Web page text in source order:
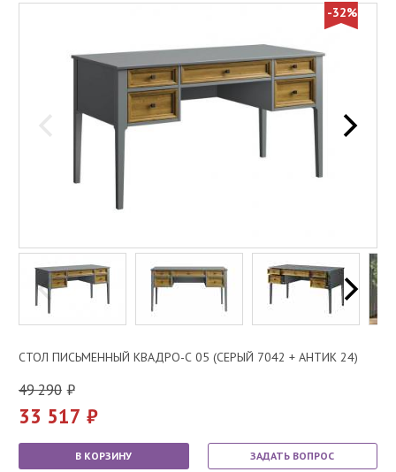
-32%
СТОЛ ПИСЬМЕННЫЙ КВАДРО-С 05 (СЕРЫЙ 7042 + АНТИК 24)
49 290
33 517
В КОРЗИНУ ЗАДАТЬ ВОПРОС